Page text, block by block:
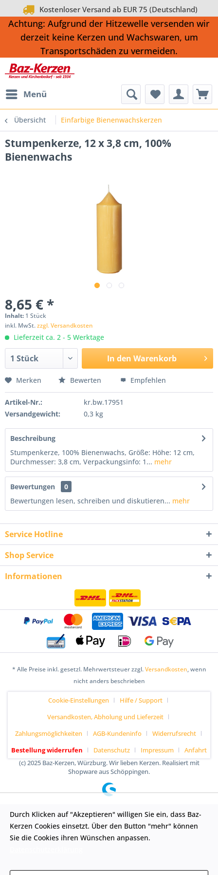
Kostenloser Versand ab EUR 75 (Deutschland)
Achtung: Aufgrund der Hitzewelle versenden wir
derzeit keine Kerzen und Wachswaren, um
Transportschäden zu vermeiden.
Menü
Übersicht Einfarbige Bienenwachskerzen
Stumpenkerze, 12 x 3,8 cm, 100%
Bienenwachs
8,65 € *
Inhalt: 1 Stück
inkl. MwSt.zzgl. Versandkosten
Lieferzeit ca. 2 - 5 Werktage
In den Warenkorb
Merken Bewerten Empfehlen
Artikel-Nr.:
kr.bw.17951
Versandgewicht:
0,3 kg
Beschreibung
Stumpenkerze, 100% Bienenwachs, Größe: Höhe: 12 cm,
Durchmesser: 3,8 cm, Verpackungsinfo: 1... mehr
Bewertungen
0
Bewertungen lesen, schreiben und diskutieren... mehr
Service Hotline
Shop Service
Informationen
* Alle Preise inkl. gesetzl. Mehrwertsteuer zzgl.Versandkosten, wenn
nicht anders beschrieben
Cookie-Einstellungen
Hilfe / Support
Versandkosten, Abholung und Lieferzeit
Zahlungsmöglichkeiten
AGB-Kundeninfo
Widerrufsrecht
Bestellung widerrufen
Datenschutz Impressum
Anfahrt
(c) 2025 Baz-Kerzen, Würzburg. Wir lieben Kerzen. Realisiert mit
Shopware aus Schöppingen.
Durch Klicken auf "Akzeptieren" willigen Sie ein, dass Baz-
Kerzen Cookies einsetzt. Über den Button "mehr" können
Sie die Cookies ihren Wünschen anpassen.